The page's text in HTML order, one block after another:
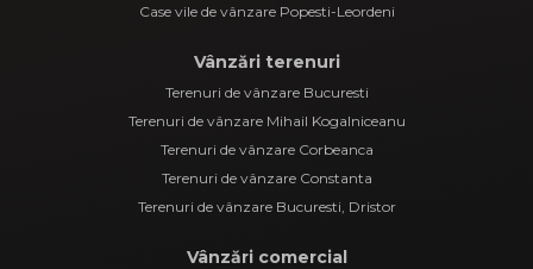
Case vile de vânzare Popesti-Leordeni
Vânzări terenuri
Terenuri de vânzare Bucuresti
Terenuri de vânzare Mihail Kogalniceanu
Terenuri de vânzare Corbeanca
Terenuri de vânzare Constanta
Terenuri de vânzare Bucuresti, Dristor
Vânzări comercial